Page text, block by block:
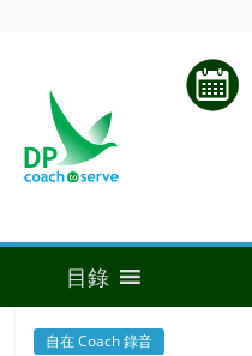
自在 Coach 錄音